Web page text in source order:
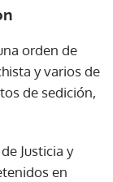
orden de
y varios de
de sedición,
Justicia y
en